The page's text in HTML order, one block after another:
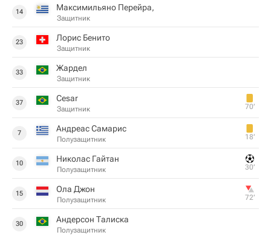
14 Максимильяно Перейра,
Защитник
23 Лорис Бенито
Защитник
33 Жардел
Защитник
37 Cesar
Защитник 70‎’‎
7 Андреас Самарис
Полузащитник 18‎’‎
10 Николас Гайтан
Полузащитник 30‎’‎
15 Ола Джон
Полузащитник 72‎’‎
30 Андерсон Талиска
Полузащитник